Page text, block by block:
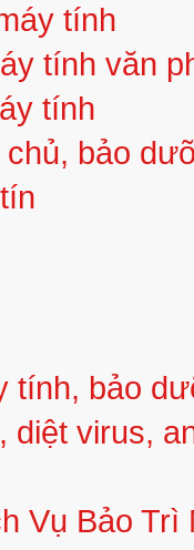
tính
tính văn
tính
bảo
Vụ Bảo Trì